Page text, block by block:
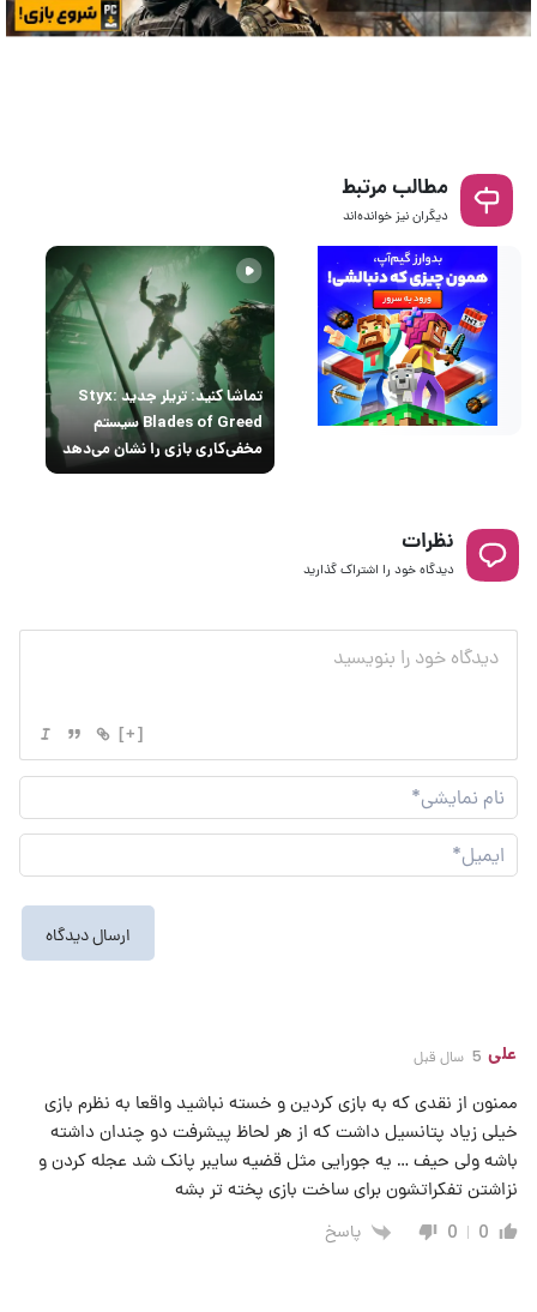
مطالب مرتبط
دیگران نیز خوانده‌اند
تماشا کنید: تریلر جدید Styx:
Blades of Greed سیستم
مخفی‌کاری بازی را نشان می‌دهد
نظرات
دیدگاه خود را اشتراک گذارید
[+]
نام
علی 5 سال قبل
ممنون از نقدی که به بازی کردین و خسته نباشید واقعا به نظرم بازی
خیلی زیاد پتانسیل داشت که از هر لحاظ پیشرفت دو چندان داشته
باشه ولی حیف … یه جورایی مثل قضیه سایبر پانک شد عجله کردن و
نزاشتن تفکراتشون برای ساخت بازی پخته تر بشه
0
0 پاسخ